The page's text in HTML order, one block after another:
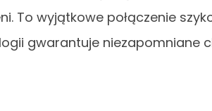
To wyjątkowe połączenie
gwarantuje niezapomniane